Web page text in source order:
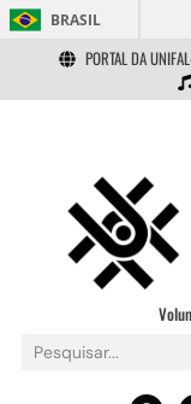
BRASIL
PORTAL DA